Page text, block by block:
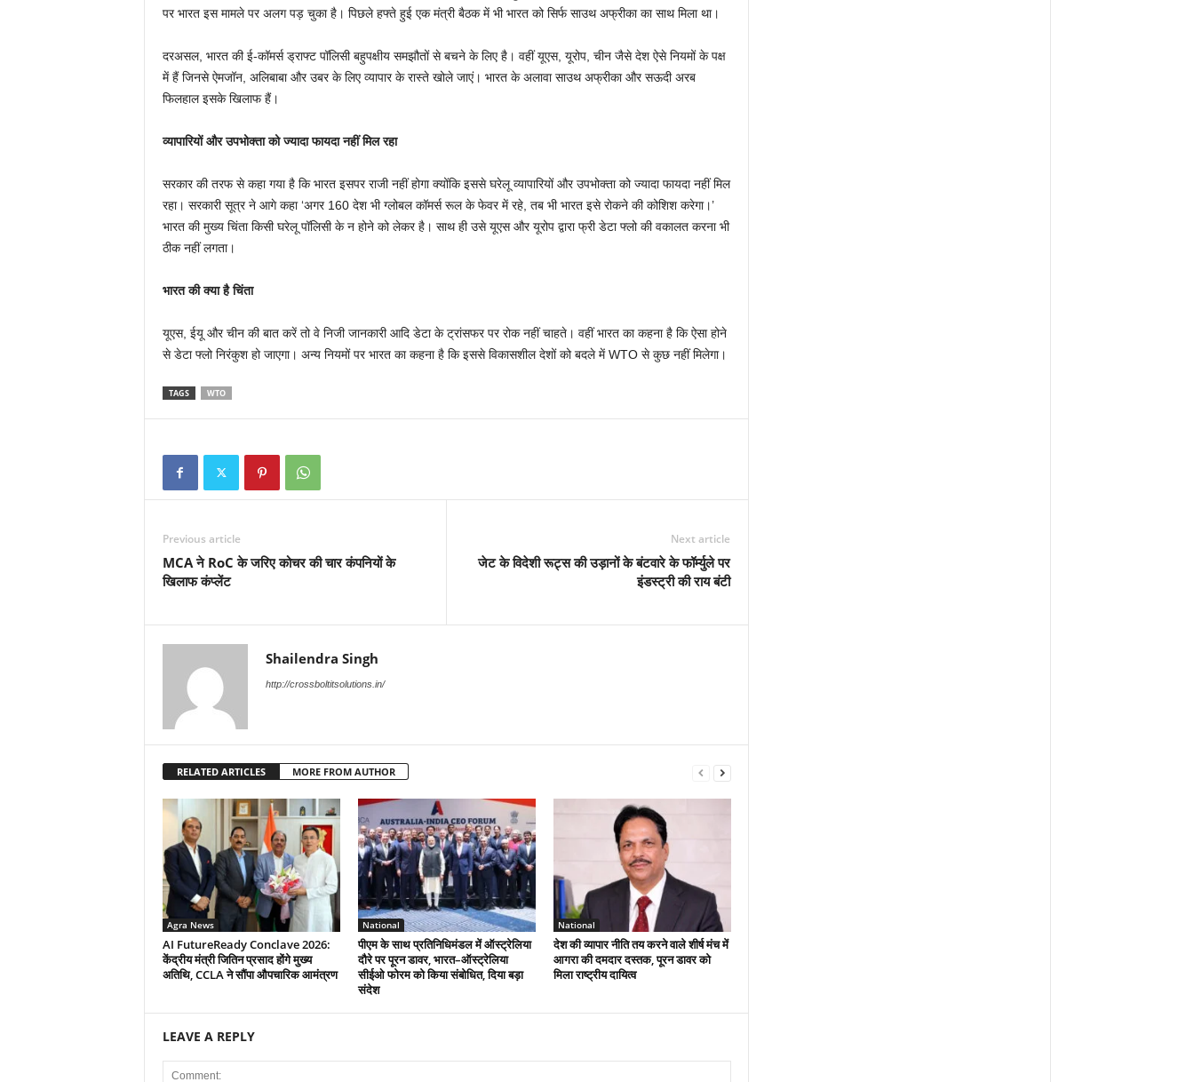
पर भारत इस मामले पर अलग पड़ चुका है। पिछले हफ्ते हुई एक मंत्री बैठक में भी भारत को सिर्फ साउथ अफ्रीका का साथ मिला था।
दरअसल, भारत की ई-कॉमर्स ड्राफ्ट पॉलिसी बहुपक्षीय समझौतों से बचने के लिए है। वहीं यूएस, यूरोप, चीन जैसे देश ऐसे नियमों के पक्ष
में हैं जिनसे ऐमजॉन, अलिबाबा और उबर के लिए व्यापार के रास्ते खोले जाएं। भारत के अलावा साउथ अफ्रीका और सऊदी अरब
फिलहाल इसके खिलाफ हैं।
व्यापारियों और उपभोक्ता को ज्यादा फायदा नहीं मिल रहा
सरकार की तरफ से कहा गया है कि भारत इसपर राजी नहीं होगा क्योंकि इससे घरेलू व्यापारियों और उपभोक्ता को ज्यादा फायदा नहीं मिल
रहा। सरकारी सूत्र ने आगे कहा ‘अगर 160 देश भी ग्लोबल कॉमर्स रूल के फेवर में रहे, तब भी भारत इसे रोकने की कोशिश करेगा।’
भारत की मुख्य चिंता किसी घरेलू पॉलिसी के न होने को लेकर है। साथ ही उसे यूएस और यूरोप द्वारा फ्री डेटा फ्लो की वकालत करना भी
ठीक नहीं लगता।
भारत की क्या है चिंता
यूएस, ईयू और चीन की बात करें तो वे निजी जानकारी आदि डेटा के ट्रांसफर पर रोक नहीं चाहते। वहीं भारत का कहना है कि ऐसा होने
से डेटा फ्लो निरंकुश हो जाएगा। अन्य नियमों पर भारत का कहना है कि इससे विकासशील देशों को बदले में WTO से कुछ नहीं मिलेगा।
TAGS WTO
Previous article
MCA ने RoC के जरिए कोचर की चार कंपनियों के
खिलाफ कंप्लेंट
Next article
जेट के विदेशी रूट्स की उड़ानों के बंटवारे के फॉर्म्युले पर
इंडस्ट्री की राय बंटी
Shailendra Singh
http://crossboltitsolutions.in/
RELATED ARTICLES MORE FROM AUTHOR
Agra News
AI FutureReady Conclave 2026:
केंद्रीय मंत्री जितिन प्रसाद होंगे मुख्य
अतिथि, CCLA ने सौंपा औपचारिक आमंत्रण
National
पीएम के साथ प्रतिनिधिमंडल में ऑस्ट्रेलिया
दौरे पर पूरन डावर, भारत–ऑस्ट्रेलिया
सीईओ फोरम को किया संबोधित, दिया बड़ा
संदेश
National
देश की व्यापार नीति तय करने वाले शीर्ष मंच में
आगरा की दमदार दस्तक, पूरन डावर को
मिला राष्ट्रीय दायित्व
LEAVE A REPLY